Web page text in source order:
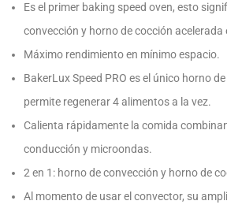
Es el primer baking speed oven, esto
convección y horno de cocción acelerada
Máximo rendimiento en mínimo espacio.
BakerLux Speed PRO es el único horno
permite regenerar 4 alimentos a la vez.
Calienta rápidamente la comida
conducción y microondas.
2 en 1: horno de convección y horno de
Al momento de usar el convector, su